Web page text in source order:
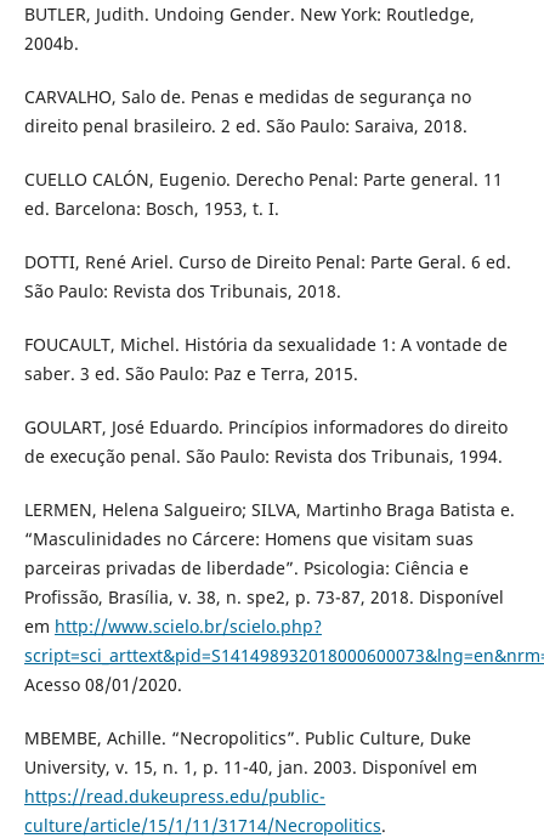
BUTLER, Judith. Undoing Gender. New York: Routledge,
2004b.
CARVALHO, Salo de. Penas e medidas de segurança no
direito penal brasileiro. 2 ed. São Paulo: Saraiva, 2018.
CUELLO CALÓN, Eugenio. Derecho Penal: Parte general. 11
ed. Barcelona: Bosch, 1953, t. I.
DOTTI, René Ariel. Curso de Direito Penal: Parte Geral. 6 ed.
São Paulo: Revista dos Tribunais, 2018.
FOUCAULT, Michel. História da sexualidade 1: A vontade de
saber. 3 ed. São Paulo: Paz e Terra, 2015.
GOULART, José Eduardo. Princípios informadores do direito
de execução penal. São Paulo: Revista dos Tribunais, 1994.
LERMEN, Helena Salgueiro; SILVA, Martinho Braga Batista e.
“Masculinidades no Cárcere: Homens que visitam suas
parceiras privadas de liberdade”. Psicologia: Ciência e
Profissão, Brasília, v. 38, n. spe2, p. 73-87, 2018. Disponível
em http://www.scielo.br/scielo.php?
Acesso 08/01/2020.
MBEMBE, Achille. “Necropolitics”. Public Culture, Duke
University, v. 15, n. 1, p. 11-40, jan. 2003. Disponível em
https://read.dukeupress.edu/public-
culture/article/15/1/11/31714/Necropolitics.